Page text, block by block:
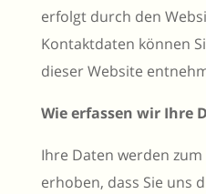
erfolgt durch den
Kontaktdaten können
dieser Website
Wie erfassen wir Ihre
Ihre Daten werden
erhoben, dass Sie uns